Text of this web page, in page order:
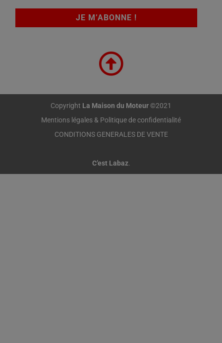
Copyright La Maison du Moteur©2021
Mentions légales & Politique de confidentialité
CONDITIONS GENERALES DE VENTE
C’est Labaz.